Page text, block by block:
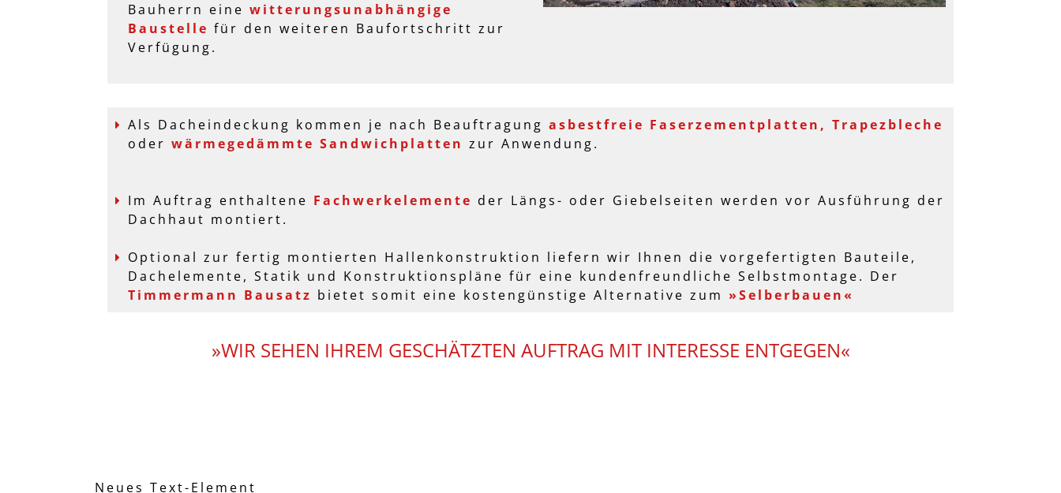
Bauherrn eine witterungsunabhängige
Baustelle für den weiteren Baufortschritt zur
Verfügung.
Als Dacheindeckung kommen je nach Beauftragung asbestfreie Faserzementplatten, Trapezbleche
oder wärmegedämmte Sandwichplatten zur Anwendung.
Im Auftrag enthaltene Fachwerkelemente der Längs- oder Giebelseiten werden vor Ausführung der
Dachhaut montiert.
Optional zur fertig montierten Hallenkonstruktion liefern wir Ihnen die vorgefertigten Bauteile,
Dachelemente, Statik und Konstruktionspläne für eine kundenfreundliche Selbstmontage. Der
Timmermann Bausatz bietet somit eine kostengünstige Alternative zum »Selberbauen«
»WIR SEHEN IHREM GESCHÄTZTEN AUFTRAG MIT INTERESSE ENTGEGEN«
Neues Text-Element